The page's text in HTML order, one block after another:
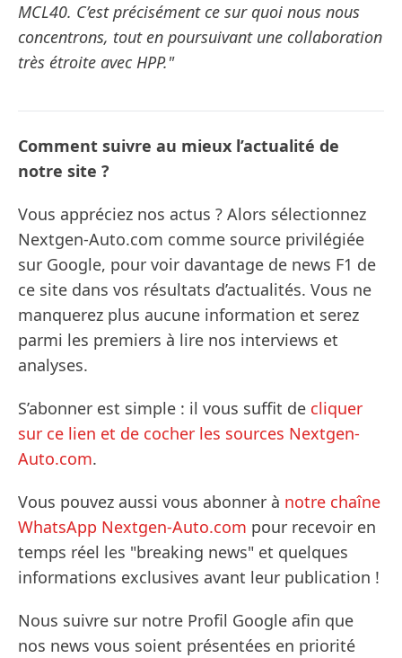
MCL40. C’est précisément ce sur quoi nous nous
concentrons, tout en poursuivant une collaboration
très étroite avec HPP."
Comment suivre au mieux l’actualité de
notre site ?
Vous appréciez nos actus ? Alors sélectionnez
Nextgen-Auto.com comme source privilégiée
sur Google, pour voir davantage de news F1 de
ce site dans vos résultats d’actualités. Vous ne
manquerez plus aucune information et serez
parmi les premiers à lire nos interviews et
analyses.
S’abonner est simple : il vous suffit de cliquer
sur ce lien et de cocher les sources Nextgen-
Auto.com.
Vous pouvez aussi vous abonner à notre chaîne
WhatsApp Nextgen-Auto.com pour recevoir en
temps réel les "breaking news" et quelques
informations exclusives avant leur publication !
Nous suivre sur notre Profil Google afin que
nos news vous soient présentées en priorité